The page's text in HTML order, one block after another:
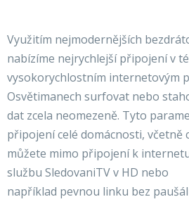
Využitím nejmodernějších
nabízíme nejrychlejší připojení v
vysokorychlostním internetovým
Osvětimanech surfovat nebo
dat zcela neomezeně. Tyto
připojení celé domácnosti, včetně
můžete mimo připojení k
službu SledovaniTV v HD nebo
například pevnou linku bez